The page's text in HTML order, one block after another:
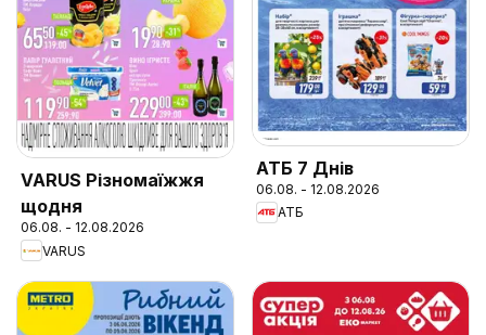
VARUS Різномаїжжя
щодня
06.08. - 12.08.2026
VARUS
АТБ 7 Днів
06.08. - 12.08.2026
АТБ